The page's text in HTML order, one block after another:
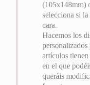
(105x148mm)
selecciona si
cara.
Hacemos los
artículos
en el que
queráis